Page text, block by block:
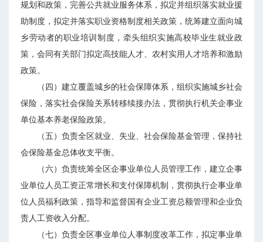
规划和政策，完善公共就业服务体系，拟定并组织落实就业援
助制度，拟定并落实职业资格制度相关政策，统筹建立面向城
乡劳动者的职业培训制度，牵头组织实施高校毕业生就业政
策，会同有关部门拟定高技能人才、农村实用人才培养和激励
政策。
（四）建立覆盖城乡的社会保障体系，组织实施城乡社会
保险，落实社会保险关系转移续接办法，贯彻执行机关企事业
单位基本养老保险政策。
（五）负责全区就业、失业、社会保险基金管理，保持社
会保险基金总体收支平衡。
（六）负责统筹全区企事业单位人员管理工作，建立企事
业单位人员工资正常增长和支付保障机制，贯彻执行企事业单
位人员福利政策，指导和监督国有企业工资总额管理和企业负
责人工资收入分配。
（七）负责全区事业单位人事制度改革工作，拟定事业单